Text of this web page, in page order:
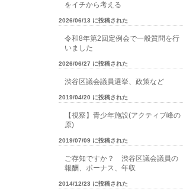
をイチから考える
2026/06/13 に投稿された
令和8年第2回定例会で一般質問を行
いました
2026/06/27 に投稿された
渋谷区議会議員選挙、政策など
2019/04/20 に投稿された
【視察】青少年施設(アクティブ峰の
原)
2019/07/09 に投稿された
ご存知ですか？ 渋谷区議会議員の
報酬、ボーナス、年収
2014/12/23 に投稿された